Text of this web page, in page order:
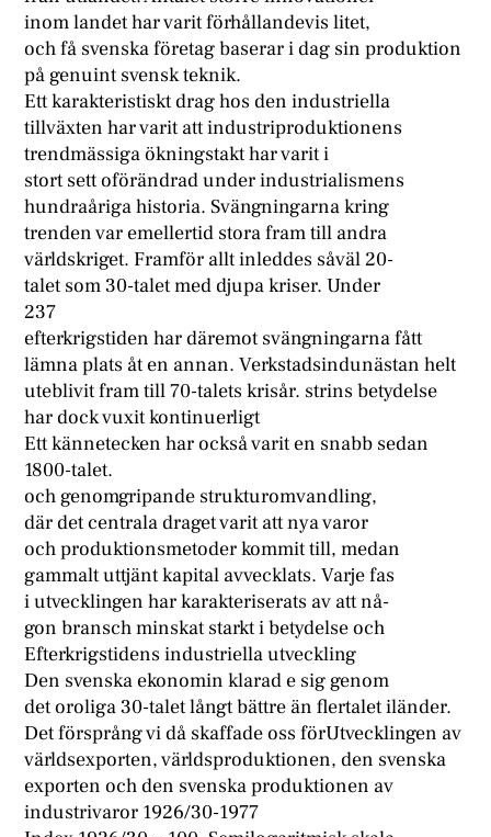
inom landet har varit förhållandevis litet,
och få svenska företag baserar i dag sin produktion
på genuint svensk teknik.
Ett karakteristiskt drag hos den industriella
tillväxten har varit att industriproduktionens
trendmässiga ökningstakt har varit i
stort sett oförändrad under industrialismens
hundraåriga historia. Svängningarna kring
trenden var emellertid stora fram till andra
världskriget. Framför allt inleddes såväl 20-
talet som 30-talet med djupa kriser. Under
237
efterkrigstiden har däremot svängningarna fått
lämna plats åt en annan. Verkstadsindunästan helt
uteblivit fram till 70-talets krisår. strins betydelse
har dock vuxit kontinuerligt
Ett kännetecken har också varit en snabb sedan
1800-talet.
och genomgripande strukturomvandling,
där det centrala draget varit att nya varor
och produktionsmetoder kommit till, medan
gammalt uttjänt kapital avvecklats. Varje fas
i utvecklingen har karakteriserats av att nå-
gon bransch minskat starkt i betydelse och
Efterkrigstidens industriella utveckling
Den svenska ekonomin klarad e sig genom
det oroliga 30-talet långt bättre än flertalet iländer.
Det försprång vi då skaffade oss förUtvecklingen av
världsexporten, världsproduktionen, den svenska
exporten och den svenska produktionen av
industrivaror 1926/30-1977